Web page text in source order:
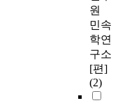
원
민속
학연
구소
[편]
(2)